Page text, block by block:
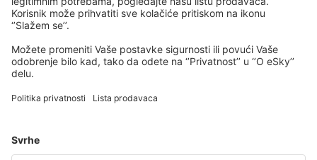
Copyright © eSky.rs. Sva prava zadržana.